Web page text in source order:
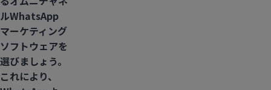
ルWhatsApp
マーケティング
ソフトウェアを
選びましょう。
これにより、